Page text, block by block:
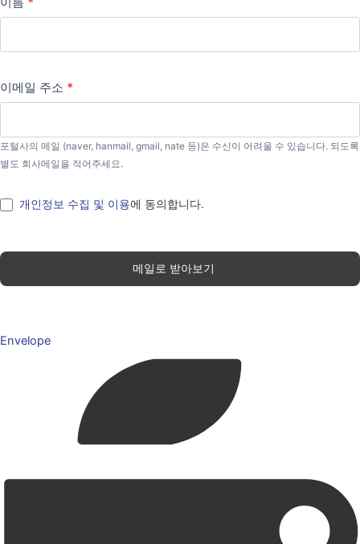
이메일 주소 *
포털사의 메일 (naver, hanmail, gmail, nate 등)은 수신이 어려울 수 있습니다. 되도록
별도 회사메일을 적어주세요.
개인정보 수집 및 이용에 동의합니다.
메일로 받아보기
Envelope